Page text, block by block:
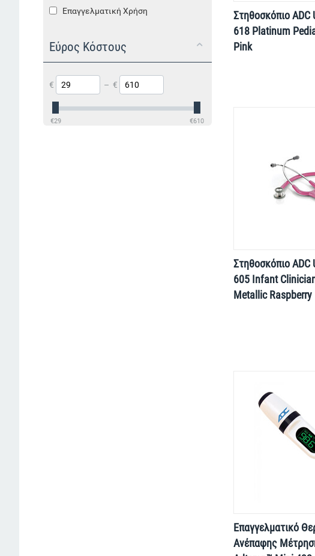
Επαγγελματική Χρήση
Εύρος Κόστους
€ – €
€29 €610
Στηθοσκόπιο
618 Platinum
Pink
Στηθοσκόπιο
605 Infant
Metallic Raspberry
Επαγγελματικό
Ανέπαφης